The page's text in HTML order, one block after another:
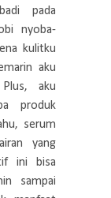
pada
nyoba-
kulitku
aku
aku
produk
serum
yang
ini bisa
sampai